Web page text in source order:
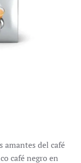
amantes del café
café negro en